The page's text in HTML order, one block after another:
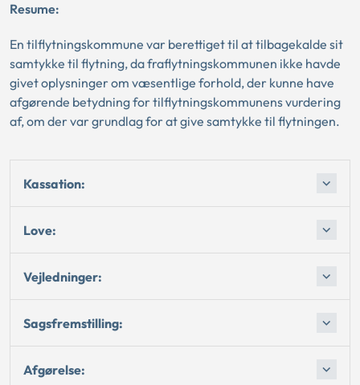
Resume:
En tilflytningskommune var berettiget til at tilbagekalde sit
samtykke til flytning, da fraflytningskommunen ikke havde
givet oplysninger om væsentlige forhold, der kunne have
afgørende betydning for tilflytningskommunens vurdering
af, om der var grundlag for at give samtykke til flytningen.
Kassation:
Love:
Vejledninger:
Sagsfremstilling:
Afgørelse: